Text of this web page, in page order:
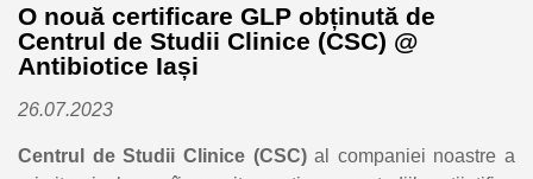
O nouă certificare GLP obținută de
Centrul de Studii Clinice (CSC) @
Antibiotice Iași
26.07.2023
Centrul de Studii Clinice (CSC)al companiei noastre a